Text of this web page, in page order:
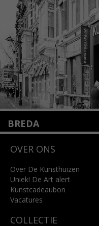
info@kunsthuisamsterdam.nl
Lees meer
BREDA
4818 SB Breda
info@kunsthuisbreda.nl
Lees meer
OVER ONS
Over De Kunsthuizen
Uniek! De Art alert
Kunstcadeaubon
Vacatures
COLLECTIE